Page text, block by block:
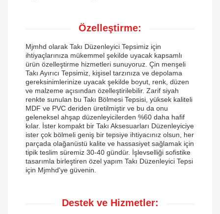
Özelleştirme:
Mjmhd olarak Takı Düzenleyici Tepsimiz için
ihtiyaçlarınıza mükemmel şekilde uyacak kapsamlı
ürün özelleştirme hizmetleri sunuyoruz. Çin menşeli
Takı Ayırıcı Tepsimiz, kişisel tarzınıza ve depolama
gereksinimlerinize uyacak şekilde boyut, renk, düzen
ve malzeme açısından özelleştirilebilir. Zarif siyah
renkte sunulan bu Takı Bölmesi Tepsisi, yüksek kaliteli
MDF ve PVC deriden üretilmiştir ve bu da onu
geleneksel ahşap düzenleyicilerden %60 daha hafif
kılar. İster kompakt bir Takı Aksesuarları Düzenleyiciye
ister çok bölmeli geniş bir tepsiye ihtiyacınız olsun, her
parçada olağanüstü kalite ve hassasiyet sağlamak için
tipik teslim süremiz 30-40 gündür. İşlevselliği sofistike
tasarımla birleştiren özel yapım Takı Düzenleyici Tepsi
için Mjmhd'ye güvenin.
Destek ve Hizmetler: